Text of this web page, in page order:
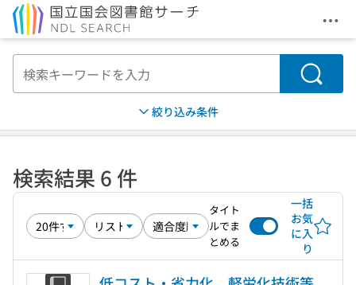
メ
検索
絞り込み条件
検索結果 6 件
タイト
ルでま
とめる
一括
お気
に入
り